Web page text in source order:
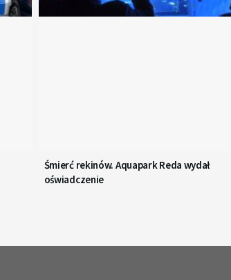
Śmierć rekinów. Aquapark Reda wydał
oświadczenie